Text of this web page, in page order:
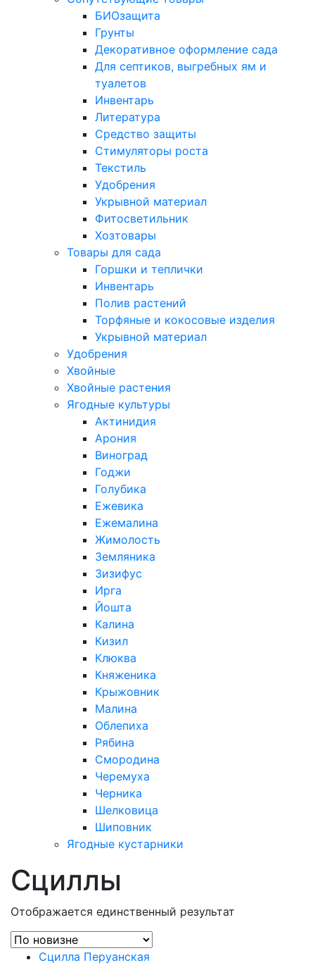
БИОзащита
Грунты
Декоративное оформление сада
Для септиков, выгребных ям и
туалетов
Инвентарь
Литература
Средство защиты
Стимуляторы роста
Текстиль
Удобрения
Укрывной материал
Фитосветильник
Хозтовары
Товары для сада
Горшки и теплички
Инвентарь
Полив растений
Торфяные и кокосовые изделия
Укрывной материал
Удобрения
Хвойные
Хвойные растения
Ягодные культуры
Актинидия
Арония
Виноград
Годжи
Голубика
Ежевика
Ежемалина
Жимолость
Земляника
Зизифус
Ирга
Йошта
Калина
Кизил
Клюква
Княженика
Крыжовник
Малина
Облепиха
Рябина
Смородина
Черемуха
Черника
Шелковица
Шиповник
Ягодные кустарники
Сциллы
Отображается единственный результат
Сцилла Перуанская